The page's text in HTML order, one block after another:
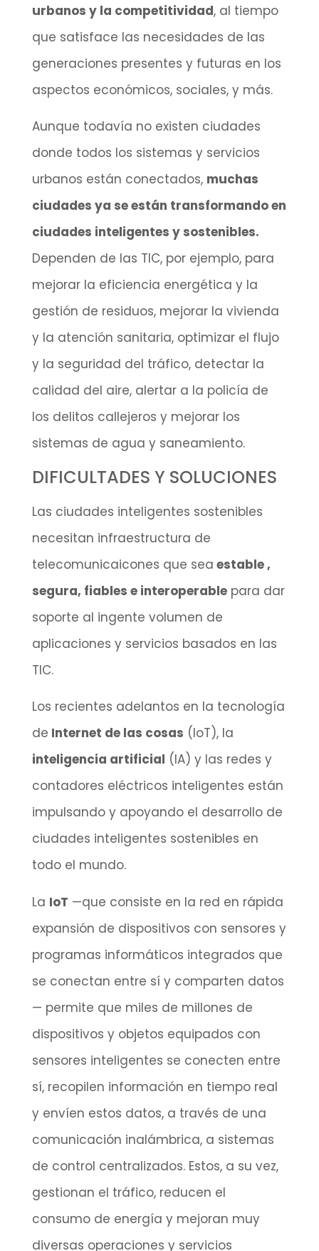
urbanos y la competitividad, al tiempo
que satisface las necesidades de las
generaciones presentes y futuras en los
aspectos económicos, sociales, y más.
Aunque todavía no existen ciudades
donde todos los sistemas y servicios
urbanos están conectados, muchas
ciudades ya se están transformando en
ciudades inteligentes y sostenibles.
Dependen de las TIC, por ejemplo, para
mejorar la eficiencia energética y la
gestión de residuos, mejorar la vivienda
y la atención sanitaria, optimizar el flujo
y la seguridad del tráfico, detectar la
calidad del aire, alertar a la policía de
los delitos callejeros y mejorar los
sistemas de agua y saneamiento.
DIFICULTADES Y SOLUCIONES
Las ciudades inteligentes sostenibles
necesitan infraestructura de
telecomunicaicones que sea estable ,
segura, fiables e interoperablepara dar
soporte al ingente volumen de
aplicaciones y servicios basados en las
TIC.
Los recientes adelantos en la tecnología
de Internet de las cosas (IoT), la
inteligencia artificial (IA) y las redes y
contadores eléctricos inteligentes están
impulsando y apoyando el desarrollo de
ciudades inteligentes sostenibles en
todo el mundo.
La IoT —que consiste en la red en rápida
expansión de dispositivos con sensores y
programas informáticos integrados que
se conectan entre sí y comparten datos
— permite que miles de millones de
dispositivos y objetos equipados con
sensores inteligentes se conecten entre
sí, recopilen información en tiempo real
y envíen estos datos, a través de una
comunicación inalámbrica, a sistemas
de control centralizados. Estos, a su vez,
gestionan el tráfico, reducen el
consumo de energía y mejoran muy
diversas operaciones y servicios